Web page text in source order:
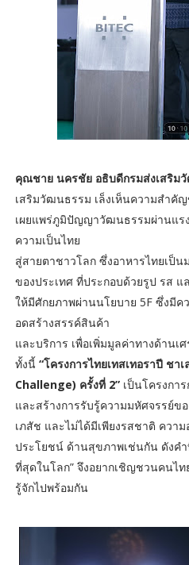
คุณชาย นครชัย อธิบดีกรมส่งเสริม
เสริมวัฒนธรรม เล็งเห็นความสำคั
เผยแพร่ภูมิปัญญาวัฒนธรรมผ่านแร
ความเป็นไทย
สู่สายตาชาวโลก ซึ่งอาหารไทยเ
ของประเทศ ที่ประกอบด้วยรูป รส
ให้มีศักยภาพผ่านนโยบาย 5F ซึ่งมีค
อดสร้างสรรค์สินค้า
และบริการ เพื่อเพิ่มมูลค่าทางด้านเ
ทั้งนี้ “โครงการไทยเทสเทอราปี ช
Challenge) ครั้งที่ 2” เป็นโครงกา
และสร้างการรับรู้ความมหัศจรรย์ข
เภสัช และไม่ได้มีเพียงรสชาติ ความ
ประโยชน์ ด้านสุขภาพเช่นกัน ดังคำ
ที่สุดในโลก” จึงอยากเชิญชวนคนไ
รู้จักไปพร้อมกัน